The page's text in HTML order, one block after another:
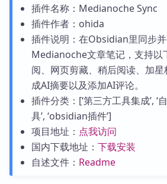
插件名称：Medianoche Sync
插件作者：ohida
插件说明：在Obsidian里同步
Medianoche文章笔记，支持以
阅、网页剪藏、稍后阅读、加
成AI摘要以及添加AI评论。
插件分类：[‘第三方工具集成’, ‘
具’, ‘obsidian插件’]
项目地址： 点我访问
国内下载地址： 下载安装
自述文件： Readme